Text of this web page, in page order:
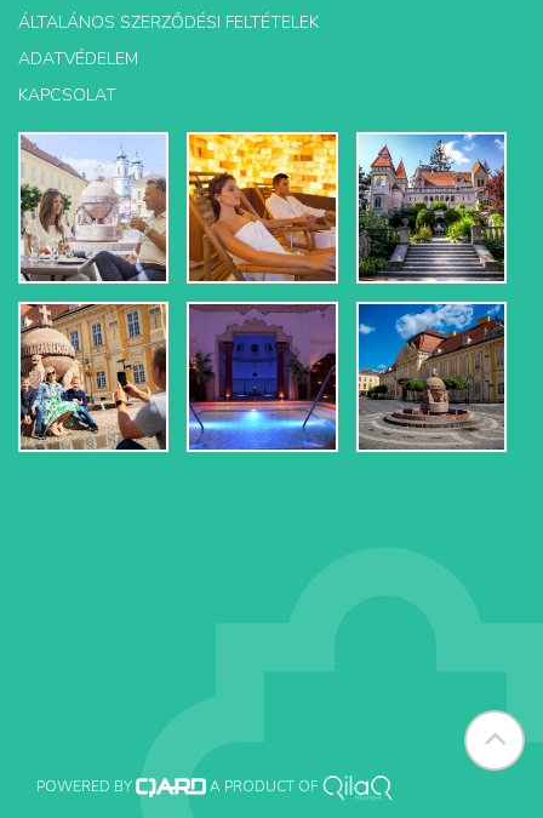
ÁLTALÁNOS SZERZŐDÉSI FELTÉTELEK
ADATVÉDELEM
KAPCSOLAT
POWERED BY A PRODUCT OF